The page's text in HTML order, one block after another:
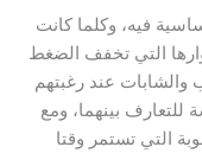
فيه، وكلما كانت
التي تخفف الضغط
عند رغبتهم
للتعارف بينهما، ومع
التي تستمر وقتا